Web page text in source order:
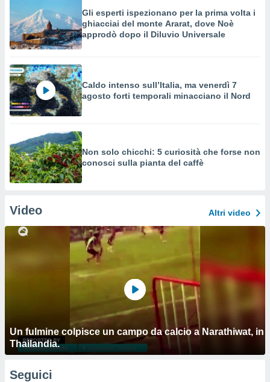
Gli esperti ispezionano per la prima volta i
ghiacciai del monte Ararat, dove Noè
approdò dopo il Diluvio Universale
Caldo intenso sull’Italia, ma venerdì 7
agosto forti temporali minacciano il Nord
Non solo chicchi: 5 curiosità che forse non
conosci sulla pianta del caffè
Video Altri video
Un fulmine colpisce un campo da calcio a Narathiwat, in
Thailandia.
Seguici